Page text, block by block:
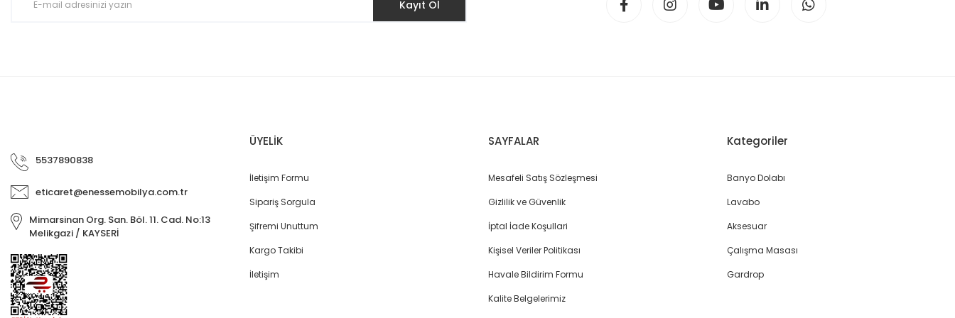
Kayıt Ol
5537890838
eticaret@enessemobilya.com.tr
Mimarsinan Org. San. Böl. 11. Cad. No:13
Melikgazi / KAYSERİ
ÜYELİK
İletişim Formu
Sipariş Sorgula
Şifremi Unuttum
Kargo Takibi
İletişim
SAYFALAR
Mesafeli Satış Sözleşmesi
Gizlilik ve Güvenlik
İptal İade Koşullari
Kişisel Veriler Politikası
Havale Bildirim Formu
Kalite Belgelerimiz
Kategoriler
Banyo Dolabı
Lavabo
Aksesuar
Çalışma Masası
Gardrop